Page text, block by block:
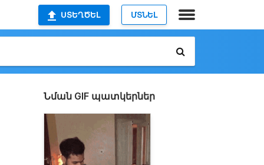
ՍՏԵՂԾԵԼ ՄՏՆԵԼ
Նման GIF պատկերներ